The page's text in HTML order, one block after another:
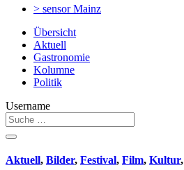
> sensorMainz
Übersicht
Aktuell
Gastronomie
Kolumne
Politik
Username
Aktuell, Bilder, Festival, Film, Kultur,